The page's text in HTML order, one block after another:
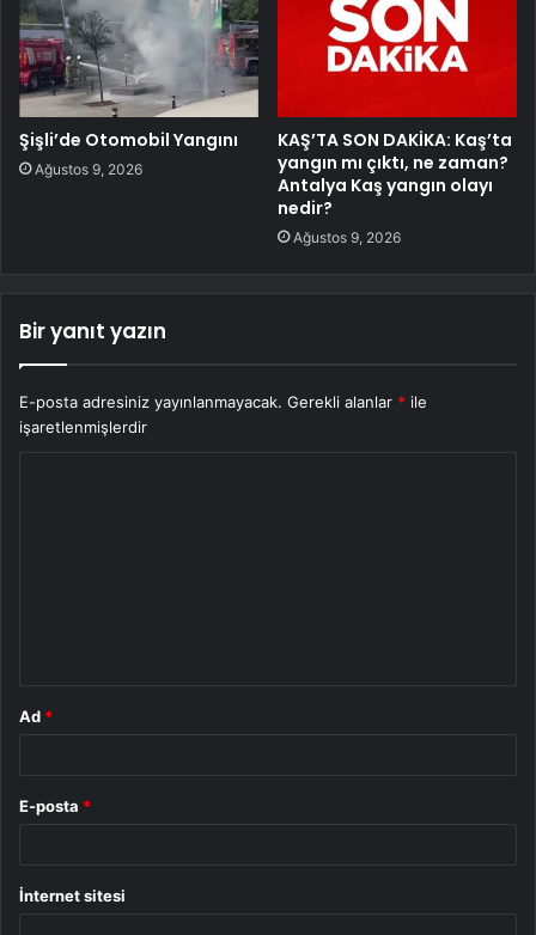
Şişli’de Otomobil Yangını
Ağustos 9, 2026
KAŞ’TA SON DAKİKA: Kaş’ta
yangın mı çıktı, ne zaman?
Antalya Kaş yangın olayı
nedir?
Ağustos 9, 2026
Bir yanıt yazın
E-posta adresiniz yayınlanmayacak. Gerekli alanlar * ile
işaretlenmişlerdir
Ad *
E-posta *
İnternet sitesi